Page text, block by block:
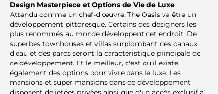
Design Masterpiece et Options de Vie de Luxe
Attendu comme un chef-d'œuvre, The Oasis va être un
développement pittoresque. Certains des designers les
plus renommés au monde développent cet endroit. De
superbes townhouses et villas surplombant des canaux
d'eau et des parcs seront la caractéristique principale de
ce développement. Et le meilleur, c'est qu'il existe
également des options pour vivre dans le luxe. Les
mansions et super mansions dans ce développement
disposent de jetées privées ainsi que d'un accès exclusif à